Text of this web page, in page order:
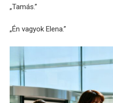
„Tamás.”
„Én vagyok Elena.”